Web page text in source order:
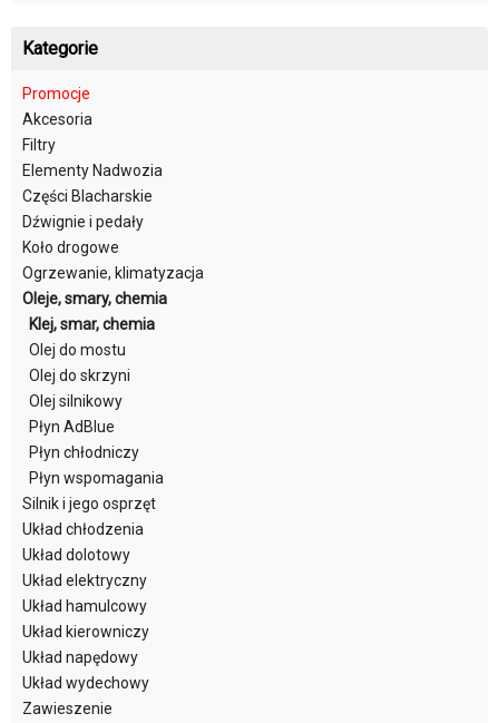
Kategorie
Promocje
Akcesoria
Filtry
Elementy Nadwozia
Części Blacharskie
Dźwignie i pedały
Koło drogowe
Ogrzewanie, klimatyzacja
Oleje, smary, chemia
Klej, smar, chemia
Olej do mostu
Olej do skrzyni
Olej silnikowy
Płyn AdBlue
Płyn chłodniczy
Płyn wspomagania
Silnik i jego osprzęt
Układ chłodzenia
Układ dolotowy
Układ elektryczny
Układ hamulcowy
Układ kierowniczy
Układ napędowy
Układ wydechowy
Zawieszenie